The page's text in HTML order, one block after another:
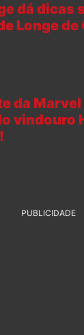
dá dicas
Longe de
da
vindouro
PUBLICIDADE